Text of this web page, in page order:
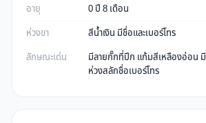
อายุ
0 ปี 8 เดือน
ห่วงขา
สีน้ำเงิน มีชื่อและเบอร์โทร
ลักษณะเด่น
มีลายกั๊กที่ปีก แก้มสีเหลืองอ่อน มี
ห่วงสลักชื่อเบอร์โทร